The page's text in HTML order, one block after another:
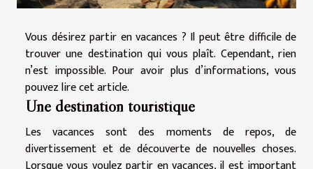
Vous désirez partir en vacances ? Il peut être difficile de
trouver une destination qui vous plaît. Cependant, rien
n’est impossible. Pour avoir plus d’informations, vous
pouvez lire cet article.
Une destination touristique
Les vacances sont des moments de repos, de
divertissement et de découverte de nouvelles choses.